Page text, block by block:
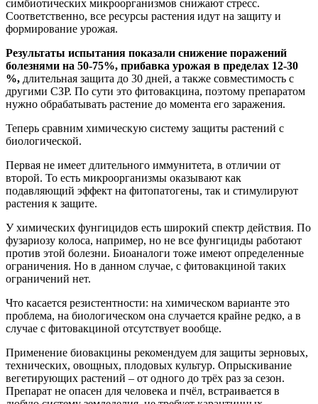
симбиотических микроорганизмов снижают стресс.
Соответственно, все ресурсы растения идут на защиту и
формирование урожая.
Результаты испытания показали снижение поражений
болезнями на 50-75%, прибавка урожая в пределах 12-30
%, длительная защита до 30 дней, а также совместимость с
другими СЗР. По сути это фитовакцина, поэтому препаратом
нужно обрабатывать растение до момента его заражения.
Теперь сравним химическую систему защиты растений с
биологической.
Первая не имеет длительного иммунитета, в отличии от
второй. То есть микроорганизмы оказывают как
подавляющий эффект на фитопатогены, так и стимулируют
растения к защите.
У химических фунгицидов есть широкий спектр действия. По
фузариозу колоса, например, но не все фунгициды работают
против этой болезни. Биоаналоги тоже имеют определенные
ограничения. Но в данном случае, с фитовакциной таких
ограничений нет.
Что касается резистентности: на химическом варианте это
проблема, на биологическом она случается крайне редко, а в
случае с фитовакциной отсутствует вообще.
Применение биовакцины рекомендуем для защиты зерновых,
технических, овощных, плодовых культур. Опрыскивание
вегетирующих растений – от одного до трёх раз за сезон.
Препарат не опасен для человека и пчёл, встраивается в